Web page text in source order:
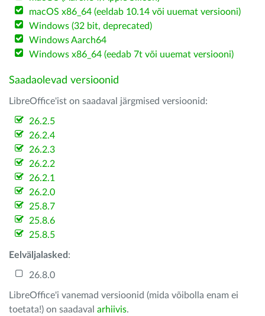
macOS x86_64 (eeldab 10.14 või uuemat versiooni)
Windows (32 bit, deprecated)
Windows Aarch64
Windows x86_64 (eedab 7t või uuemat versiooni)
Saadaolevad versioonid
LibreOffice'ist on saadaval järgmised versioonid:
26.2.5
26.2.4
26.2.3
26.2.2
26.2.1
26.2.0
25.8.7
25.8.6
25.8.5
Eelväljalasked :
26.8.0
LibreOffice'i vanemad versioonid (mida võibolla enam ei
toetata!) on saadaval arhiivis.